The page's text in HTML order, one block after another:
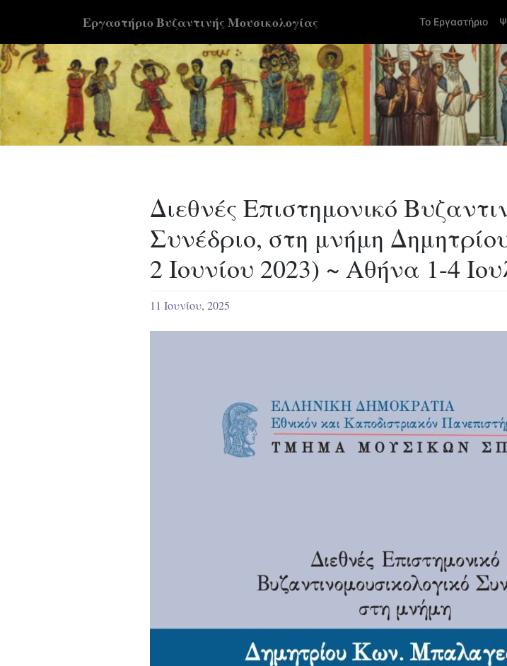
content
Εργαστήριο Βυζαντινής Μουσικολογίας Το Εργαστήριο
Διεθνές Eπιστημονικό
Συνέδριο, στη μνήμη
2 Ιουνίου 2023) ~ Αθήνα 1-4
11 Ιουνίου, 2025